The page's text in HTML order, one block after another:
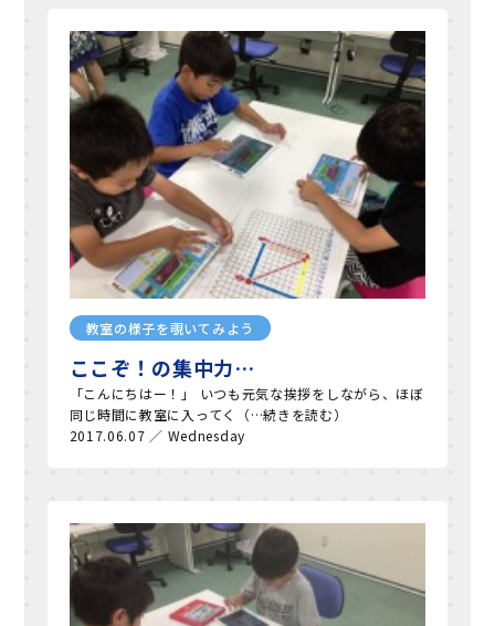
教室の様子を覗いてみよう
ここぞ！の集中力…
「こんにちはー！」 いつも元気な挨拶をしながら、ほぼ
同じ時間に教室に入ってく（…続きを読む）
2017.06.07 ／ Wednesday